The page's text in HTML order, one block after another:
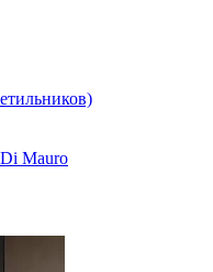
Mauro